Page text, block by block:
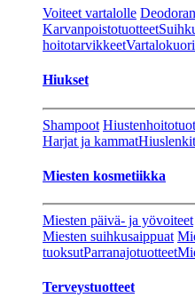
Voiteet vartalolle
Karvanpoistotuotteet
hoitotarvikkeet
Hiukset
Shampoot
Harjat ja kammat
Miesten kosmetiikka
Miesten päivä- ja yövoiteet
Miesten suihkusaippuat
tuoksutParranajotuotteet
Terveystuotteet